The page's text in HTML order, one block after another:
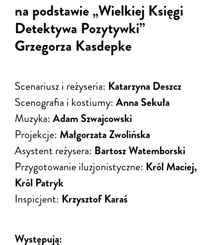
na podstawie „Wielkiej Księgi
Detektywa Pozytywki”
Grzegorza Kasdepke
Scenariusz i reżyseria: Katarzyna Deszcz
Scenografia i kostiumy: Anna Sekuła
Muzyka: Adam Szwajcowski
Projekcje: Małgorzata Zwolińska
Asystent reżysera: Bartosz Watemborski
Przygotowanie iluzjonistyczne: Król Maciej,
Król Patryk
Inspicjent: Krzysztof Karaś
Występują: